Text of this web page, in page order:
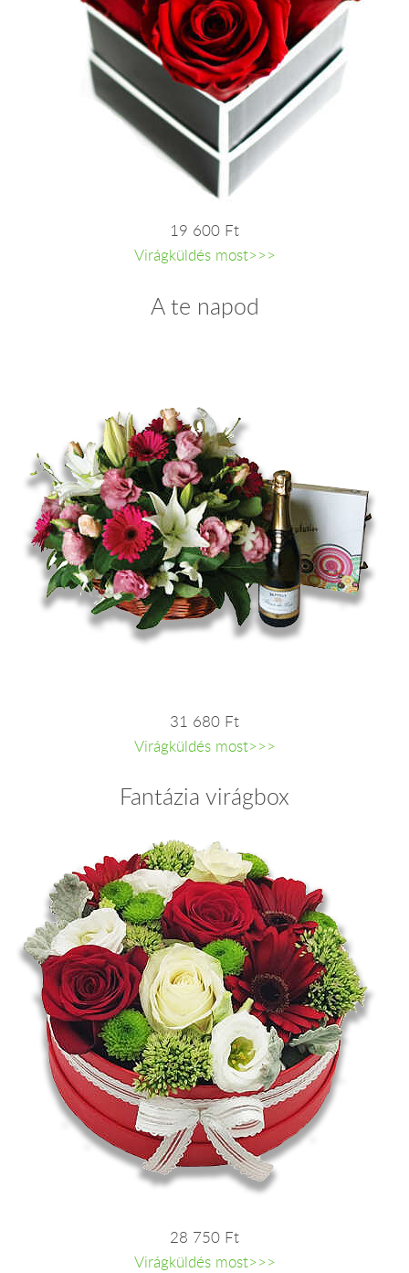
19 600 Ft
Virágküldés most>>>
A te napod
31 680 Ft
Virágküldés most>>>
Fantázia virágbox
28 750 Ft
Virágküldés most>>>